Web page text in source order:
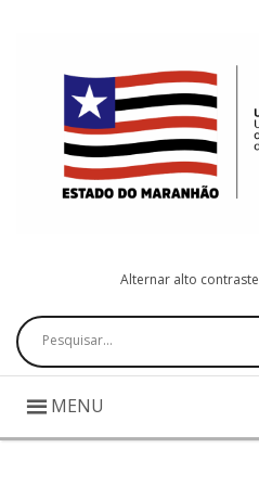
Alternar alto contraste
Pesquisar
MENU